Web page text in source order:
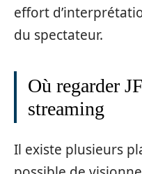
effort
du spectateur.
Où regarder
streaming
Il existe plusieurs